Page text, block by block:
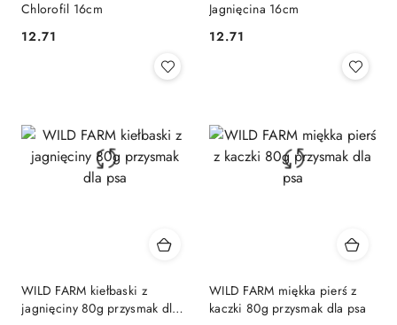
Chlorofil 16cm
Cena:
12.71
Jagnięcina 16cm
Cena:
12.71
WILD FARM kiełbaski z
jagnięciny 80g przysmak dla
WILD FARM miękka pierś z
kaczki 80g przysmak dla psa